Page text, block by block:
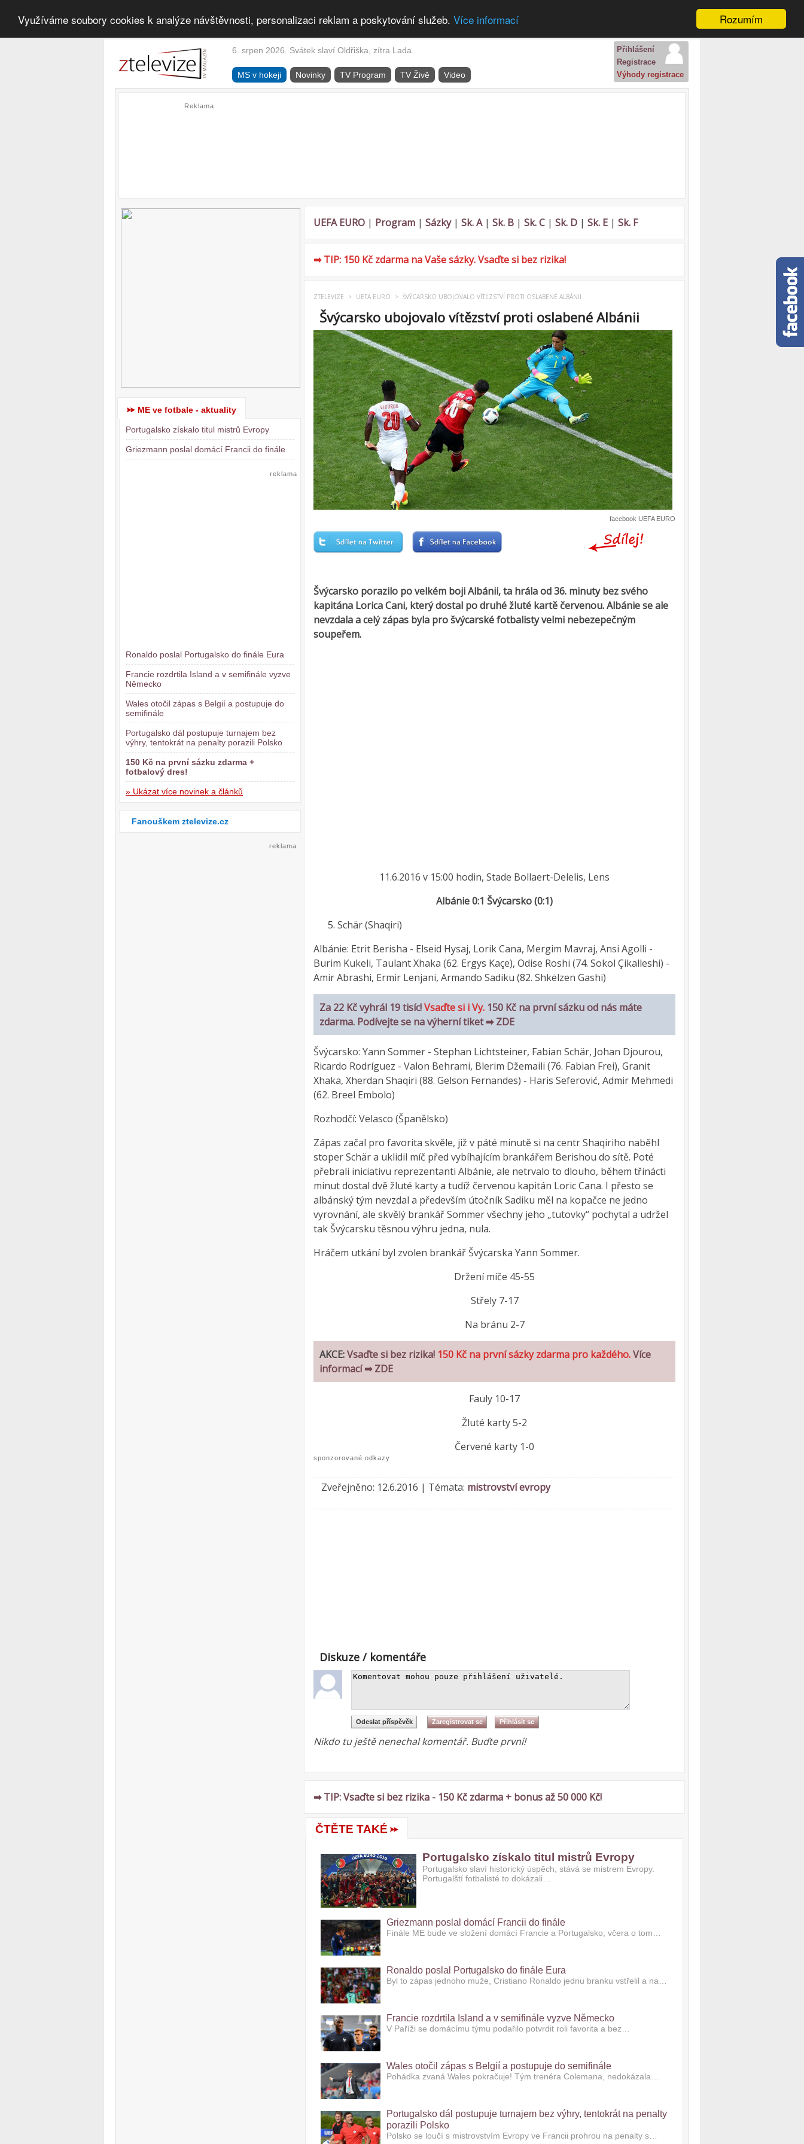
Rozumím
Využíváme soubory cookies k analýze návštěvnosti, personalizaci reklam a poskytování služeb. Více informací
6. srpen 2026. Svátek slaví Oldřiška, zítra Lada.
MS v hokeji Novinky TV Program TV Živě Video
Přihlášení
Registrace
Výhody registrace
Reklama
ME ve fotbale - aktuality
Portugalsko získalo titul mistrů Evropy
Griezmann poslal domácí Francii do finále
reklama
Ronaldo poslal Portugalsko do finále Eura
Francie rozdrtila Island a v semifinále vyzve
Německo
Wales otočil zápas s Belgií a postupuje do
semifinále
Portugalsko dál postupuje turnajem bez
výhry, tentokrát na penalty porazili Polsko
150 Kč na první sázku zdarma +
fotbalový dres!
» Ukázat více novinek a článků
Fanouškem ztelevize.cz
reklama
UEFA EURO | Program | Sázky| Sk. A| Sk. B | Sk. C | Sk. D | Sk. E | Sk. F
➡ TIP: 150 Kč zdarma na Vaše sázky. Vsaďte si bez rizika!
ZTELEVIZE > UEFA EURO > ŠVÝCARSKO UBOJOVALO VÍTĚZSTVÍ PROTI OSLABENÉ ALBÁNII
Švýcarsko ubojovalo vítězství proti oslabené Albánii
facebook UEFA EURO
Švýcarsko porazilo po velkém boji Albánii, ta hrála od 36. minuty bez svého
kapitána Lorica Cani, který dostal po druhé žluté kartě červenou. Albánie se ale
nevzdala a celý zápas byla pro švýcarské fotbalisty velmi nebezepečným
soupeřem.
11.6.2016 v 15:00 hodin, Stade Bollaert-Delelis, Lens
Albánie 0:1 Švýcarsko (0:1)
Schär (Shaqiri)
Albánie: Etrit Berisha - Elseid Hysaj, Lorik Cana, Mergim Mavraj, Ansi Agolli -
Burim Kukeli, Taulant Xhaka (62. Ergys Kaçe), Odise Roshi (74. Sokol Çikalleshi) -
Amir Abrashi, Ermir Lenjani, Armando Sadiku (82. Shkëlzen Gashi)
Za 22 Kč vyhrál 19 tisíc!Vsaďte si i Vy. 150 Kč na první sázku od nás máte
zdarma. Podívejte se na výherní tiket ➡ ZDE
Švýcarsko: Yann Sommer - Stephan Lichtsteiner, Fabian Schär, Johan Djourou,
Ricardo Rodríguez - Valon Behrami, Blerim Džemaili (76. Fabian Frei), Granit
Xhaka, Xherdan Shaqiri (88. Gelson Fernandes) - Haris Seferović, Admir Mehmedi
(62. Breel Embolo)
Rozhodčí: Velasco (Španělsko)
Zápas začal pro favorita skvěle, již v páté minutě si na centr Shaqiriho naběhl
stoper Schär a uklidil míč před vybíhajícím brankářem Berishou do sítě. Poté
přebrali iniciativu reprezentanti Albánie, ale netrvalo to dlouho, během třinácti
minut dostal dvě žluté karty a tudíž červenou kapitán Loric Cana. I přesto se
albánský tým nevzdal a především útočník Sadiku měl na kopačce ne jedno
vyrovnání, ale skvělý brankář Sommer všechny jeho „tutovky“ pochytal a udržel
tak Švýcarsku těsnou výhru jedna, nula.
Hráčem utkání byl zvolen brankář Švýcarska Yann Sommer.
Držení míče 45-55
Střely 7-17
Na bránu 2-7
AKCE:Vsaďte si bez rizika! 150 Kč na první sázky zdarma pro každého.Více
informací ➡ ZDE
Fauly 10-17
Žluté karty 5-2
Červené karty 1-0
sponzorované odkazy
Zveřejněno: 12.6.2016 | Témata: mistrovství evropy
Diskuze / komentáře
Nikdo tu ještě nenechal komentář. Buďte první!
➡ TIP: Vsaďte si bez rizika - 150 Kč zdarma + bonus až 50 000 Kč!
ČTĚTE TAKÉ
Portugalsko získalo titul mistrů Evropy
Portugalsko slaví historický úspěch, stává se mistrem Evropy.
Portugalští fotbalisté to dokázali…
Griezmann poslal domácí Francii do finále
Finále ME bude ve složení domácí Francie a Portugalsko, včera o tom…
Ronaldo poslal Portugalsko do finále Eura
Byl to zápas jednoho muže, Cristiano Ronaldo jednu branku vstřelil a na…
Francie rozdrtila Island a v semifinále vyzve Německo
V Paříži se domácímu týmu podařilo potvrdit roli favorita a bez…
Wales otočil zápas s Belgií a postupuje do semifinále
Pohádka zvaná Wales pokračuje! Tým trenéra Colemana, nedokázala…
Portugalsko dál postupuje turnajem bez výhry, tentokrát na penalty
porazili Polsko
Polsko se loučí s mistrovstvím Evropy ve Francii prohrou na penalty s…